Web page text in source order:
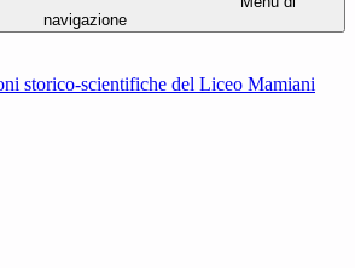
navigazione
storico-scientifiche del Liceo Mamiani